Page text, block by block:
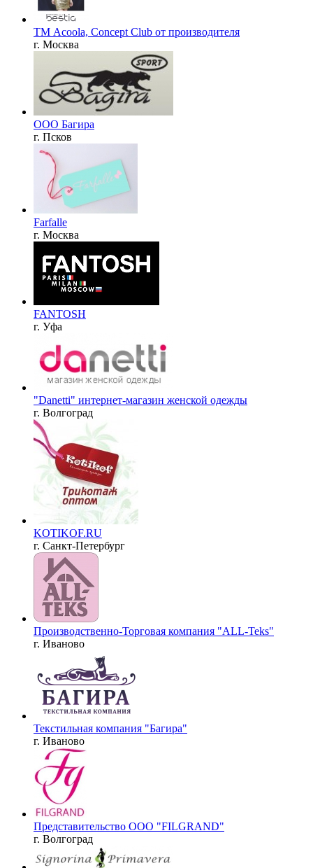
ТМ Acoola, Concept Club от производителя
г. Москва
ООО Багира
г. Псков
Farfalle
г. Москва
FANTOSH
г. Уфа
"Danetti" интернет-магазин женской одежды
г. Волгоград
KOTIKOF.RU
г. Санкт-Петербург
Производственно-Торговая компания "ALL-Teks"
г. Иваново
Текстильная компания "Багира"
г. Иваново
Представительство OOO "FILGRAND"
г. Волгоград